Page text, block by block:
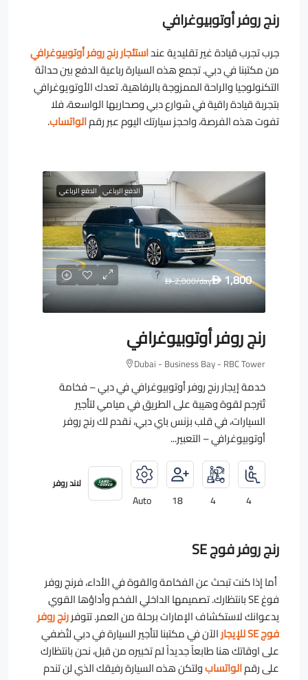
رنج روفر أوتوبيوغرافي
جرب تجرب قيادة غير تقليدية عنداستئجار رنج روفر أوتوبيوغرافي
من مكتبنا في دبي. تجمع هذه السيارة رباعية الدفع بين حداثة
التكنولوجيا والراحة الممزوجة بالرفاهية. تعدك الأوتويوغرافي
بتجربة قيادة راقية في شوارع دبي وصحاريها الواسعة، فلا
تفوت هذه الفرصة، واحجز سيارتك اليوم عبر رقمالواتساب.
الدفع الرباعي الدفع الرباعي
D1,800
D2,000/day
رنج روفر أوتوبيوغرافي
Dubai - Business Bay - RBC Tower
خدمة إيجار رنج روفر أوتوبيوغرافي في دبي – فخامة
تُترجم لقوة وهيبة على الطريق في ميامي لتأجير
السيارات، في قلب بزنس باي دبي، نقدم لك رنج روفر
أوتوبيوغرافي – التعبير...
4
4
18
Auto
لاند روفر
رنج روفر فوج SE
أما إذا كنت تبحث عن الفخامة والقوة في الأداء، فرنج روفر
فوغ SE بانتظارك. تصميمها الداخلي الفخم وأداؤها القوي
يدعوانك لاستكشاف الإمارات برحلة من العمر. تتوفررنج روفر
فوج SE للإيجار
الآن في مكتبنا لتأجير السيارة في دبي لتُضفي
على اوقاتك هنا طابعاً جديداً لم تخبيره من قبل، نحن بانتظارك
على رقمالواتسابولتكن هذه السيارة رفيقك الذي لن تندم